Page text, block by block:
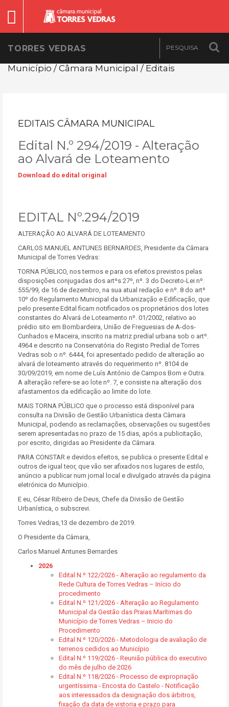
TORRES VEDRAS
Município / Câmara Municipal / Editais
EDITAIS CÂMARA MUNICIPAL
Edital N.º 294/2019 - Alteração
ao Alvará de Loteamento
Download do edital original
EDITAL Nº.294/2019
ALTERAÇÃO AO ALVARÁ DE LOTEAMENTO
CARLOS MANUEL ANTUNES BERNARDES, Presidente da Câmara
Municipal de Torres Vedras:
TORNA PÚBLICO, nos termos e para os efeitos previstos pelas
disposições conjugadas dos artºs 27º, nº. 3 do Decreto-Lei nº.
555/99, de 16 de dezembro, na sua atual redação e nº. 8 do artº
10º do Regulamento Municipal da Urbanização e Edificação, que
pelo presente Edital ficam notificados os proprietários dos lotes
constantes do Alvará de Loteamento nº. 01/2002, relativo ao
prédio sito em Bombardeira, União de Freguesias de A-dos-
Cunhados e Maceira, inscrito na matriz predial urbana sob o artº.
4964 e descrito na Conservatória do Registo Predial de Torres
Vedras sob o nº. 6444, foi apresentado pedido de alteração ao
alvará de loteamento através do requerimento nº. 8104 de
30/09/2019, em nome de Luís António de Campos Bom e Outra.
A alteração refere-se ao lote nº. 7, e consiste na alteração dos
afastamentos da edificação ao limite do lote.
MAIS TORNA PÚBLICO que o processo está disponível para
consulta na Divisão de Gestão Urbanística desta Câmara
Municipal, podendo as reclamações, observações ou sugestões
serem apresentadas no prazo de 15 dias, após a publicitação,
por escrito, dirigidas ao Presidente da Câmara.
PARA CONSTAR e devidos efeitos, se publica o presente Edital e
outros de igual teor, que vão ser afixados nos lugares de estilo,
anúncio a publicar num jornal local e divulgado através da página
eletrónica do Município.
E eu, César Ribeiro de Deus, Chefe da Divisão de Gestão
Urbanística, o subscrevi.
Torres Vedras,13 de dezembro de 2019.
O Presidente da Câmara,
Carlos Manuel Antunes Bernardes
2026
Edital N.º 122/2026 - Alteração ao regulamento da
Rede Cultura de Torres Vedras – Início do
procedimento
Edital N.º 121/2026 - Alteração ao Regulamento
Municipal da Gestão das Praias Marítimas do
Município de Torres Vedras – Inicio do
Procedimento
Edital N.º 120/2026 - Metodologia de avaliação de
terrenos cedidos ao Município
Edital N.º 119/2026 - Reunião pública do executivo
do mês de julho de 2026
Edital N.º 118/2026 - Processo de expropriação
urgentíssima - Encosta do Castelo - Notificação
aos interessados da designação dos árbitros,
fixação da data de vistoria e prazo para